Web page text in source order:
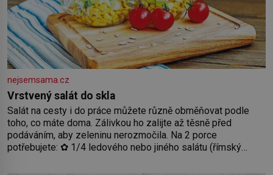
nejsemsama.cz
Vrstvený salát do skla
Salát na cesty i do práce můžete různě obměňovat podle
toho, co máte doma. Zálivkou ho zalijte až těsně před
podáváním, aby zeleninu nerozmočila. Na 2 porce
potřebujete: ✿ 1/4 ledového nebo jiného salátu (římský
2 rajčata Zálivka: ✿ 4 lžíce olivového oleje ✿ 1 lžíci citronové